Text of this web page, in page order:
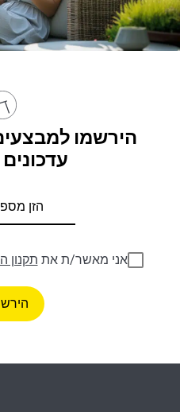
הירשמו
אני מאשר/ת את תקנון